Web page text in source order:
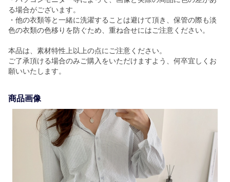
る場合がございます。
・他の衣類等と一緒に洗濯することは避けて頂き、保管の際も淡
色の衣類の色移りを防ぐため、重ね合せにはご注意ください。
本品は、素材特性上以上の点にご注意ください。
ご了承頂ける場合のみご購入をいただけますよう、何卒宜しくお
願いいたします。
商品画像